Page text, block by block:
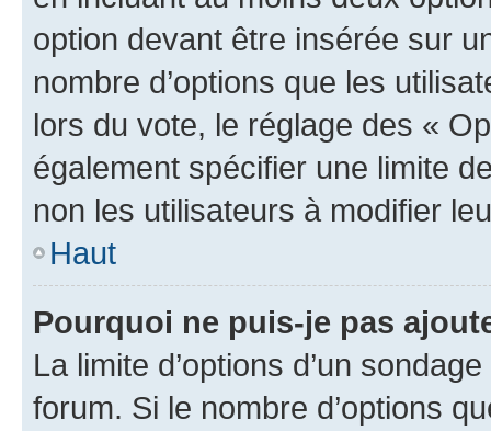
option devant être insérée sur
nombre d’options que les
lors du vote, le réglage des «
également spécifier une limite
non les utilisateurs à modifier
Haut
Pourquoi ne puis-je pas
La limite d’options d’un
forum. Si le nombre d’options